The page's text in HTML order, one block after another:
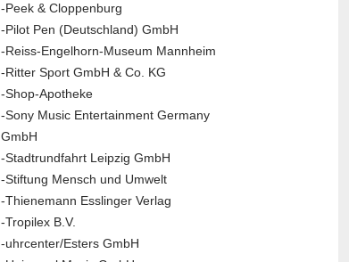
-Peek & Cloppenburg
-Pilot Pen (Deutschland) GmbH
-Reiss-Engelhorn-Museum Mannheim
-Ritter Sport GmbH & Co. KG
-Shop-Apotheke
-Sony Music Entertainment Germany
GmbH
-Stadtrundfahrt Leipzig GmbH
-Stiftung Mensch und Umwelt
-Thienemann Esslinger Verlag
-Tropilex B.V.
-uhrcenter/Esters GmbH